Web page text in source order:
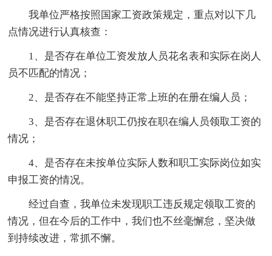
我单位严格按照国家工资政策规定，重点对以下几
点情况进行认真核查：
1、是否存在单位工资发放人员花名表和实际在岗人
员不匹配的情况；
2、是否存在不能坚持正常上班的在册在编人员；
3、是否存在退休职工仍按在职在编人员领取工资的
情况；
4、是否存在未按单位实际人数和职工实际岗位如实
申报工资的情况。
经过自查，我单位未发现职工违反规定领取工资的
情况，但在今后的工作中，我们也不丝毫懈怠，坚决做
到持续改进，常抓不懈。